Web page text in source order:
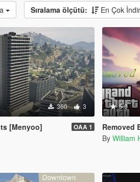
Sıralama ölçütü: En Çok
360 3
[Menyoo] OAA 1
5.0
Removed
By William